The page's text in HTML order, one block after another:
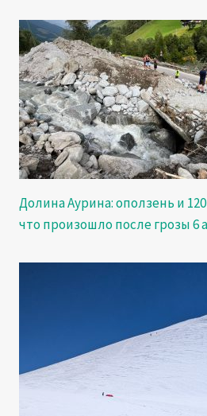
Долина Аурина: оползень и
что произошло после грозы 6